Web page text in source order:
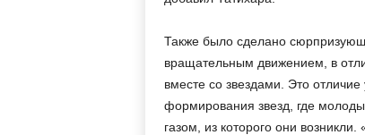
Также было сделано
вращательным движением, в
вместе со звездами. Это
формирования звезд, где
газом, из которого они